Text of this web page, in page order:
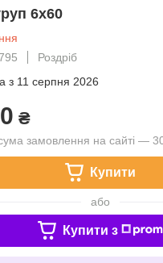
6х60
Роздріб
з 11 серпня 2026
₴
замовлення на сайті —
Купити
або
Купити з